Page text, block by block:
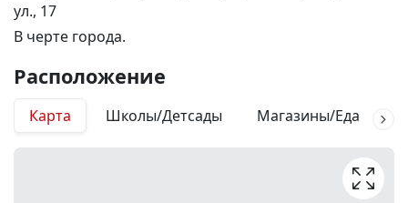
ул., 17
В черте города.
Расположение
Карта Школы/Детсады Магазины/Еда